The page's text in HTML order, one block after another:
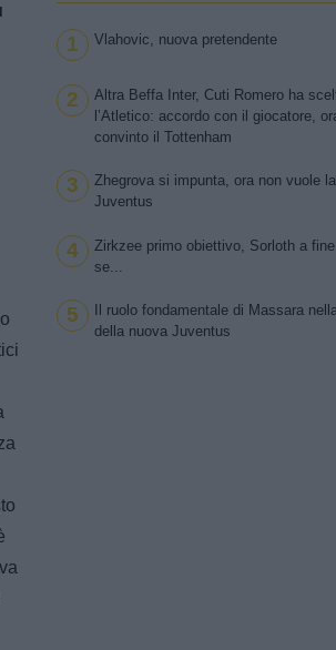
1 Vlahovic, nuova pretendente
2
Altra Beffa Inter, Cuti Romero ha
l’Atletico: accordo con il giocatore,
convinto il Tottenham
3
Zhegrova si impunta, ora non vuole
Juventus
4
Zirkzee primo obiettivo, Sorloth a
se...
5
Il ruolo fondamentale di Massara
della nuova Juventus